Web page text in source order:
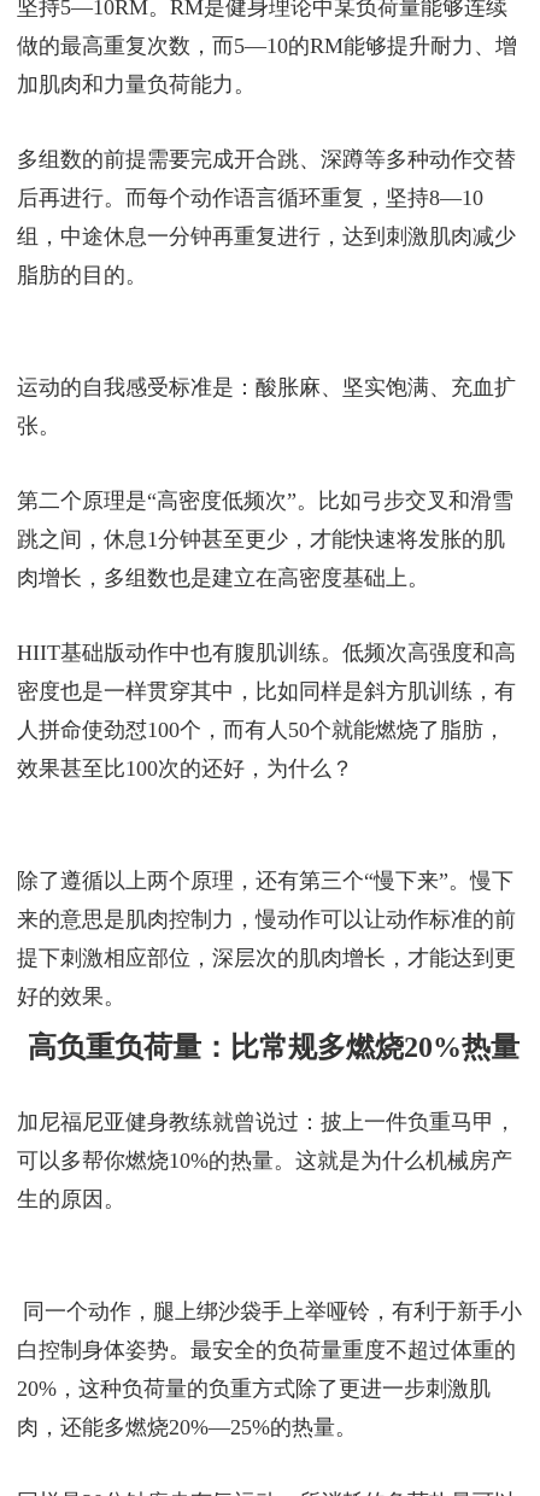
等，这里要讲的不是动作标准而是原理，即坚持“高
强度多组数”。
什么是高强度？不是叫你玩命怼，而是负重的前提下
坚持5—10RM。RM是健身理论中某负荷量能够连续
做的最高重复次数，而5—10的RM能够提升耐力、增
加肌肉和力量负荷能力。
后再进行。而每个动作语言循环重复，坚持8—10
组，中途休息一分钟再重复进行，达到刺激肌肉减少
运动的自我感受标准是：酸胀麻、坚实饱满、充血扩
第二个原理是“高密度低频次”。比如弓步交叉和滑雪
跳之间，休息1分钟甚至更少，才能快速将发胀的肌
肉增长，多组数也是建立在高密度基础上。
密度也是一样贯穿其中，比如同样是斜方肌训练，有
人拼命使劲怼100个，而有人50个就能燃烧了脂肪，
效果甚至比100次的还好，为什么？
来的意思是肌肉控制力，慢动作可以让动作标准的前
提下刺激相应部位，深层次的肌肉增长，才能达到更
好的效果。
加尼福尼亚健身教练就曾说过：披上一件负重马甲，
可以多帮你燃烧10%的热量。这就是为什么机械房产
生的原因。